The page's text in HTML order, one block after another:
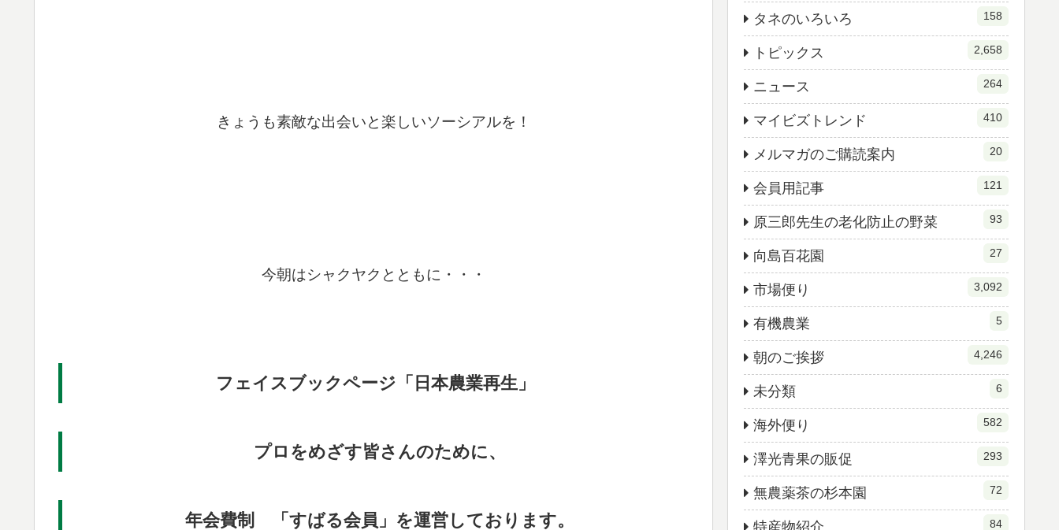
きょうも素敵な出会いと楽しいソーシアルを！
今朝はシャクヤクとともに・・・
フェイスブックページ「日本農業再生」
プロをめざす皆さんのために、
年会費制 「すばる会員」を運営しております。
タネのいろいろ 158
トピックス 2,658
ニュース 264
マイビズトレンド 410
メルマガのご購読案内 20
会員用記事 121
原三郎先生の老化防止の野菜 93
向島百花園 27
市場便り 3,092
有機農業 5
朝のご挨拶 4,246
未分類 6
海外便り 582
澤光青果の販促 293
無農薬茶の杉本園 72
特産物紹介 84